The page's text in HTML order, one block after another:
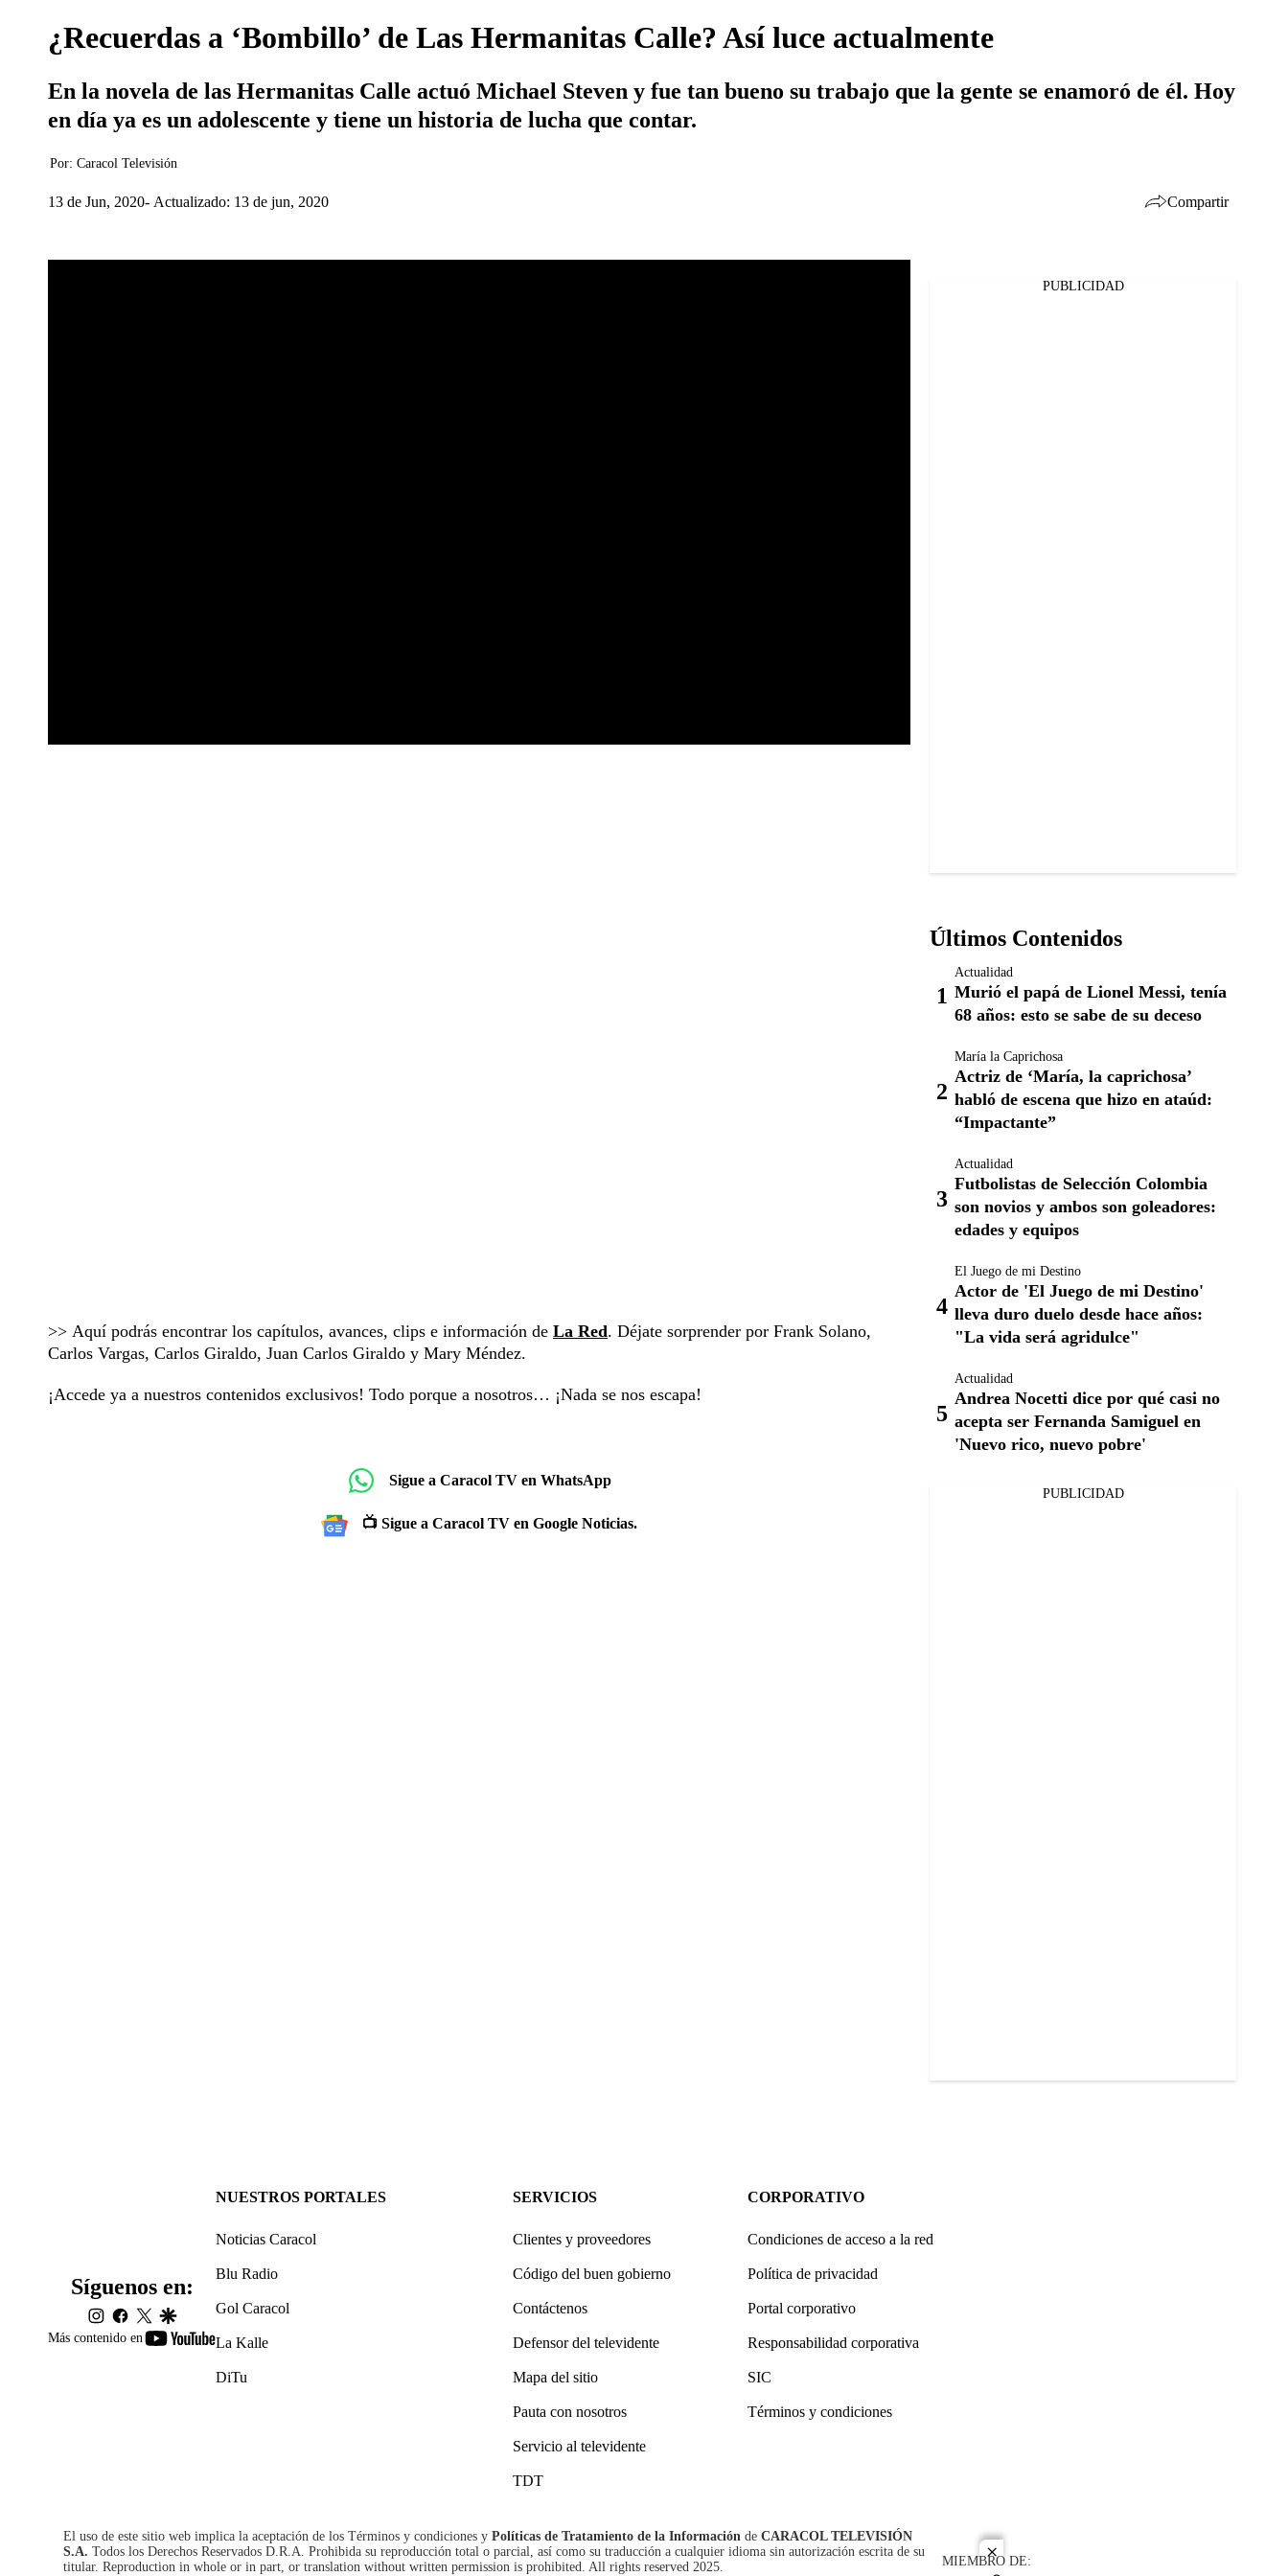
close
¿Recuerdas a ‘Bombillo’ de Las Hermanitas Calle? Así luce actualmente
En la novela de las Hermanitas Calle actuó Michael Steven y fue tan bueno su trabajo que la gente se enamoró de él. Hoy
en día ya es un adolescente y tiene un historia de lucha que contar.
Por: Caracol Televisión
13 de Jun, 2020 Actualizado: 13 de jun, 2020 Compartir
>> Aquí podrás encontrar los capítulos, avances, clips e información de La Red. Déjate sorprender por Frank Solano,
Carlos Vargas, Carlos Giraldo, Juan Carlos Giraldo y Mary Méndez.
¡Accede ya a nuestros contenidos exclusivos! Todo porque a nosotros… ¡Nada se nos escapa!
Sigue a Caracol TV en WhatsApp
📺 Sigue a Caracol TV en Google Noticias.
PUBLICIDAD
Últimos Contenidos
Actualidad
Murió el papá de Lionel Messi, tenía
68 años: esto se sabe de su deceso
María la Caprichosa
Actriz de ‘María, la caprichosa’
habló de escena que hizo en ataúd:
“Impactante”
Actualidad
Futbolistas de Selección Colombia
son novios y ambos son goleadores:
edades y equipos
El Juego de mi Destino
Actor de 'El Juego de mi Destino'
lleva duro duelo desde hace años:
"La vida será agridulce"
Actualidad
Andrea Nocetti dice por qué casi no
acepta ser Fernanda Samiguel en
'Nuevo rico, nuevo pobre'
PUBLICIDAD
Más contenido en
youtube-
Síguenos en:
instagram
facebook
twittergoogle
NUESTROS PORTALES
Noticias Caracol
Blu Radio
Gol Caracol
La Kalle
DiTu
SERVICIOS
Clientes y proveedores
Código del buen gobierno
Contáctenos
Defensor del televidente
Mapa del sitio
Pauta con nosotros
Servicio al televidente
TDT
CORPORATIVO
Condiciones de acceso a la red
Política de privacidad
Portal corporativo
Responsabilidad corporativa
SIC
Términos y condiciones
El uso de este sitio web implica la aceptación de los Términos y condiciones y Políticas de Tratamiento de la Información de CARACOL TELEVISIÓN
S.A. Todos los Derechos Reservados D.R.A. Prohibida su reproducción total o parcial, así como su traducción a cualquier idioma sin autorización escrita de su
titular. Reproduction in whole or in part, or translation without written permission is prohibited. All rights reserved 2025.
MIEMBRO DE: